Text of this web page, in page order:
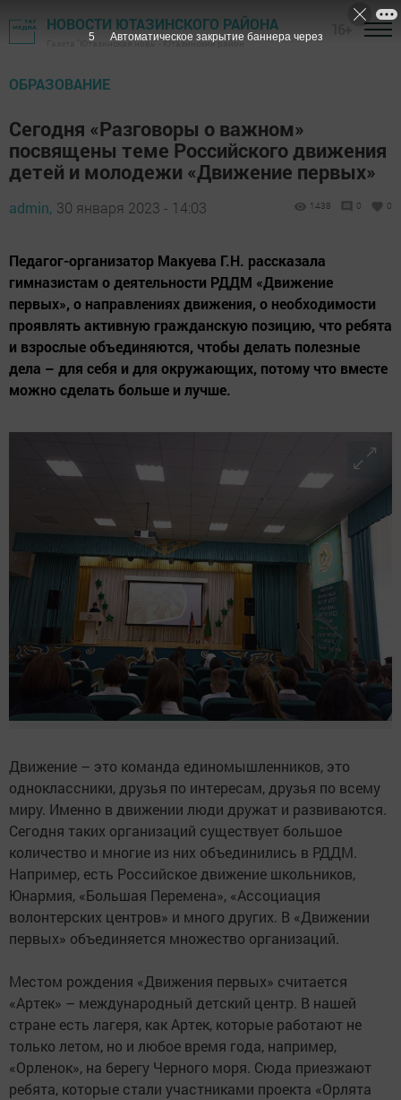
НОВОСТИ ЮТАЗИНСКОГО РАЙОНА
Газета "Ютазинская новь" - Ютазинский район
ОБРАЗОВАНИЕ
Сегодня «Разговоры о важном»
посвящены теме Российского движения
детей и молодежи «Движение первых»
admin, 30 января 2023 - 14:03 1438 0 0
Педагог-организатор Макуева Г.Н. рассказала
гимназистам о деятельности РДДМ «Движение
первых», о направлениях движения, о необходимости
проявлять активную гражданскую позицию, что ребята
и взрослые объединяются, чтобы делать полезные
дела – для себя и для окружающих, потому что вместе
можно сделать больше и лучше.
Движение – это команда единомышленников, это
одноклассники, друзья по интересам, друзья по всему
миру. Именно в движении люди дружат и развиваются.
Сегодня таких организаций существует большое
количество и многие из них объединились в РДДМ.
Например, есть Российское движение школьников,
Юнармия, «Большая Перемена», «Ассоциация
волонтерских центров» и много других. В «Движении
первых» объединяется множество организаций.
Местом рождения «Движения первых» считается
«Артек» – международный детский центр. В нашей
стране есть лагеря, как Артек, которые работают не
только летом, но и любое время года, например,
«Орленок», на берегу Черного моря. Сюда приезжают
ребята, которые стали участниками проекта «Орлята
3 Автоматическое закрытие баннера через